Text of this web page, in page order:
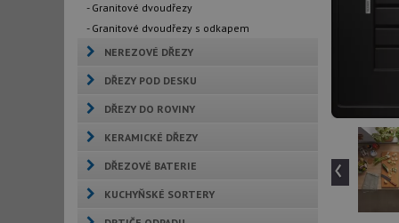
- Granitové dvoudřezy
- Granitové dvoudřezy s odkapem
NEREZOVÉ DŘEZY
DŘEZY POD DESKU
DŘEZY DO ROVINY
KERAMICKÉ DŘEZY
DŘEZOVÉ BATERIE
KUCHYŇSKÉ SORTERY
‹